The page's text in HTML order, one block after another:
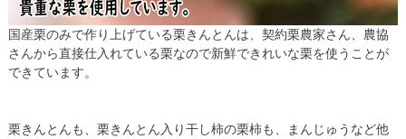
国産栗のみで作り上げている栗きんとんは、契約栗農家さん、農協
さんから直接仕入れている栗なので新鮮できれいな栗を使うことが
できています。
栗きんとんも、栗きんとん入り干し柿の栗柿も、まんじゅうなど他